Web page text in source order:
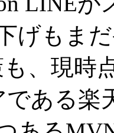
げもま
、現時
ある楽